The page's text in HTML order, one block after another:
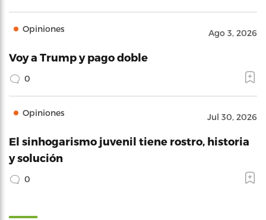
Opiniones Ago 3, 2026
Voy a Trump y pago doble
0
Opiniones Jul 30, 2026
El sinhogarismo juvenil tiene rostro, historia
y solución
0